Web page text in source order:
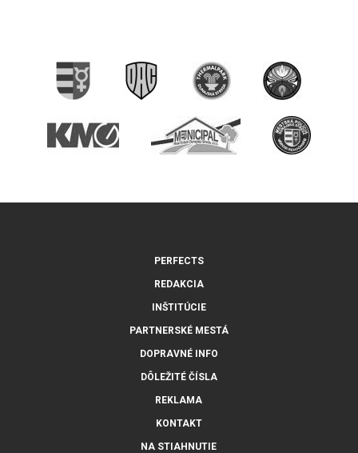
PERFECTS
REDAKCIA
INŠTITÚCIE
PARTNERSKÉ MESTÁ
DOPRAVNÉ INFO
DÔLEŽITÉ ČÍSLA
REKLAMA
KONTAKT
NA STIAHNUTIE